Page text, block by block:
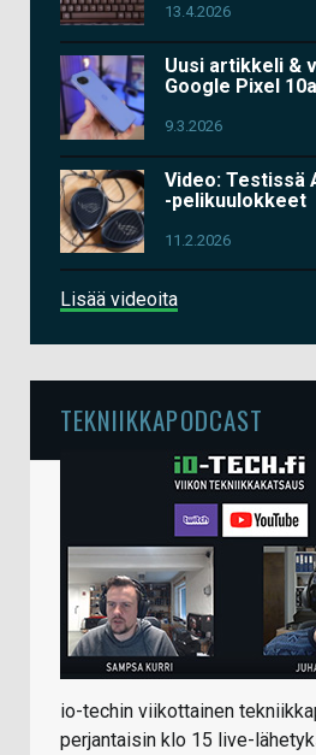
13.4.2026
Uusi artikkeli &
Google Pixel 10a
9.3.2026
Video: Testissä
-pelikuulokkeet
11.2.2026
Lisää videoita
TEKNIIKKAPODCAST
io-techin viikottainen
perjantaisin klo 15 live-